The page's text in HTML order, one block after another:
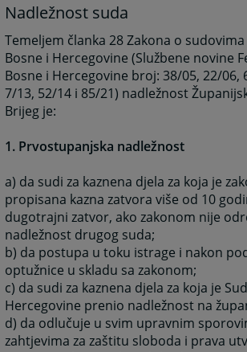
Nadležnost suda
Temeljem članka 28 Zakona o
Bosne i Hercegovine (Službene novine
Bosne i Hercegovine broj: 38/05, 22/06,
7/13, 52/14 i 85/21) nadležnost
Brijeg je:
1. Prvostupanjska nadležnost
a) da sudi za kaznena djela za koja je
propisana kazna zatvora više od 10
dugotrajni zatvor, ako zakonom nije
nadležnost drugog suda;
b) da postupa u toku istrage i nakon
optužnice u skladu sa zakonom;
c) da sudi za kaznena djela za koja je
Hercegovine prenio nadležnost na
d) da odlučuje u svim upravnim
zahtjevima za zaštitu sloboda i prava